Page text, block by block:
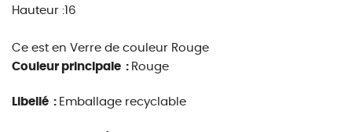
Hauteur :16
Ce est en Verre de couleur Rouge
Couleur principale : Rouge
Libellé : Emballage recyclable